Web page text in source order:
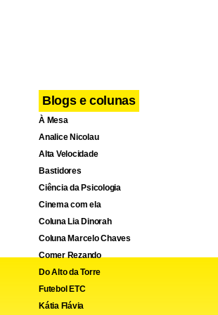
Blogs e colunas
À Mesa
Analice Nicolau
Alta Velocidade
Bastidores
Ciência da Psicologia
Cinema com ela
Coluna Lia Dinorah
Coluna Marcelo Chaves
Comer Rezando
Do Alto da Torre
Futebol ETC
Kátia Flávia